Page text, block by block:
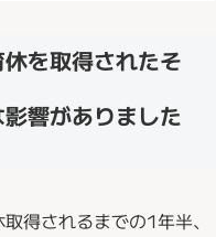
を取得されたそ
響がありました
得されるまでの1年半、